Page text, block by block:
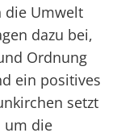
die Umwelt
dazu bei,
Ordnung
ein positives
setzt
um die